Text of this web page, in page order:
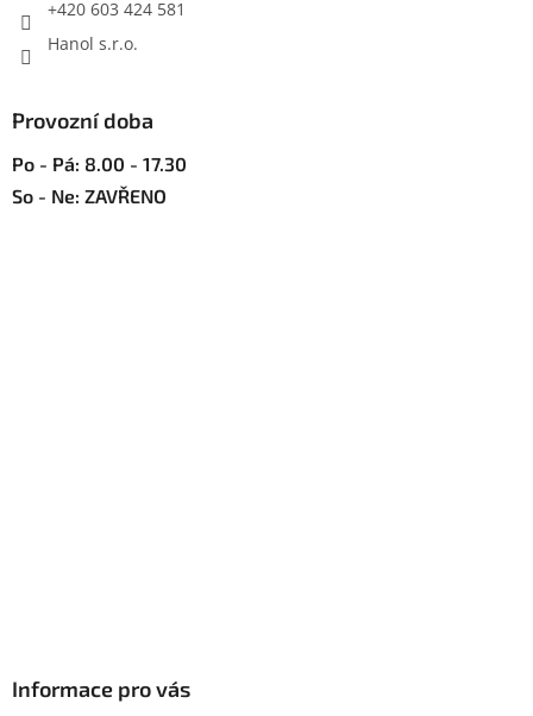
+420 603 424 581
Hanol s.r.o.
Provozní doba
Po - Pá: 8.00 - 17.30
So - Ne: ZAVŘENO
Informace pro vás